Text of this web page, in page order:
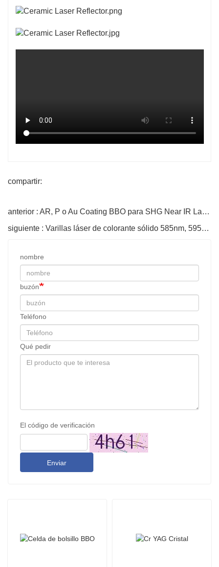
compartir:
anterior : AR, P o Au Coating BBO para SHG Near IR Laser
siguiente : Varillas láser de colorante sólido 585nm, 595nm, 650nm, 660nm
nombre
buzón
Teléfono
Qué pedir
El código de verificación
Enviar